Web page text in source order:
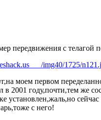
передвижения с телагой
img40/1725/
моем первом
в 2001 году,почти,тем же
установлен,жаль,но сейчас
с него!